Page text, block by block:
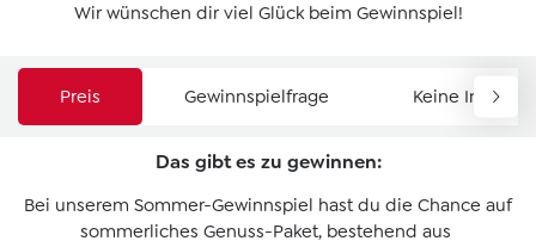
Wir wünschen dir viel Glück beim Gewinnspiel!
Preis Gewinnspielfrage Keine Infos
Das gibt es zu gewinnen:
Bei unserem Sommer-Gewinnspiel hast du die Chance auf
sommerliches Genuss-Paket, bestehend aus